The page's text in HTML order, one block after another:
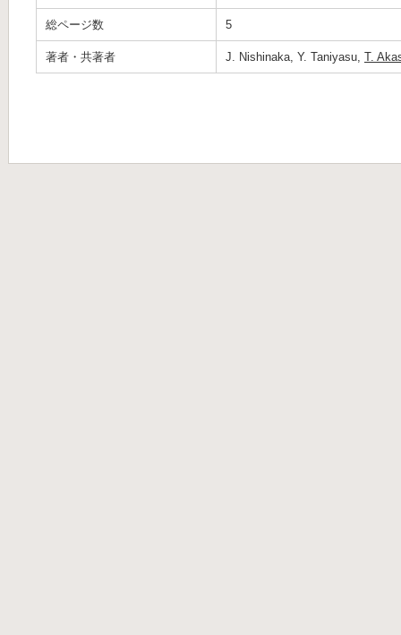
総ページ数 5
著者・共著者 J. Nishinaka, Y. Taniyasu, T.